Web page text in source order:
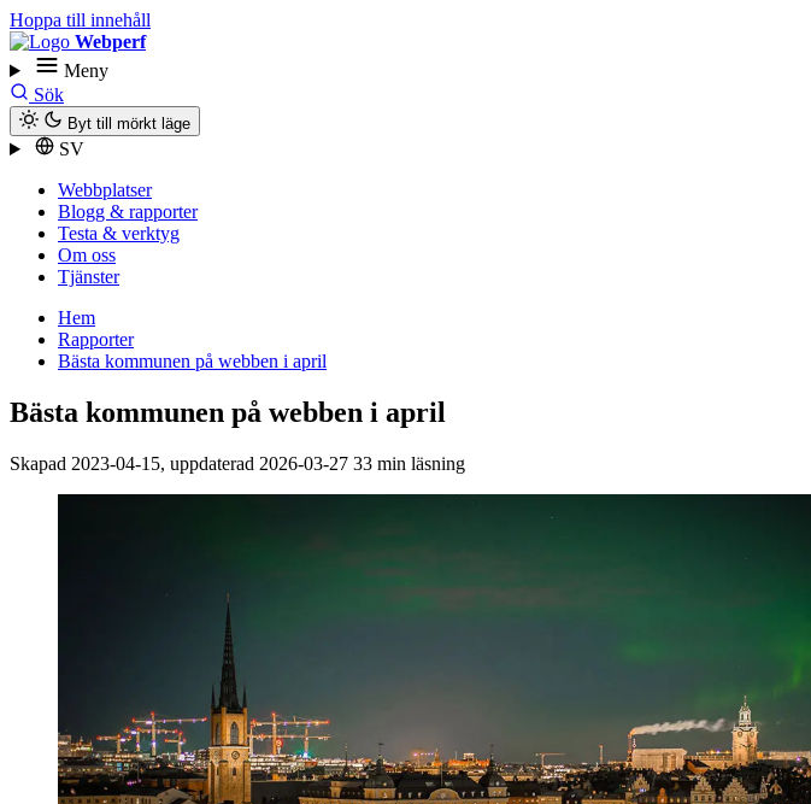
Hoppa till innehåll
Webperf
Meny
Sök
Byt till mörkt läge
SV
Webbplatser
Blogg & rapporter
Testa & verktyg
Om oss
Tjänster
Hem
Rapporter
Bästa kommunen på webben i april
Bästa kommunen på webben i april
Skapad 2023-04-15, uppdaterad 2026-03-27 33 min läsning